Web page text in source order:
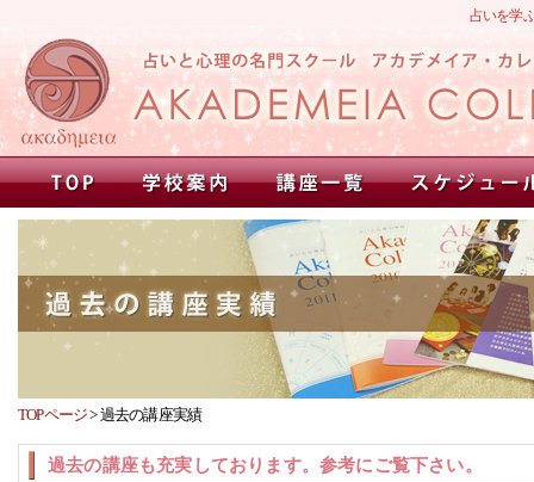
占いを学
TOPページ>過去の講座実績
過去の講座も充実しております。参考にご覧下さい。